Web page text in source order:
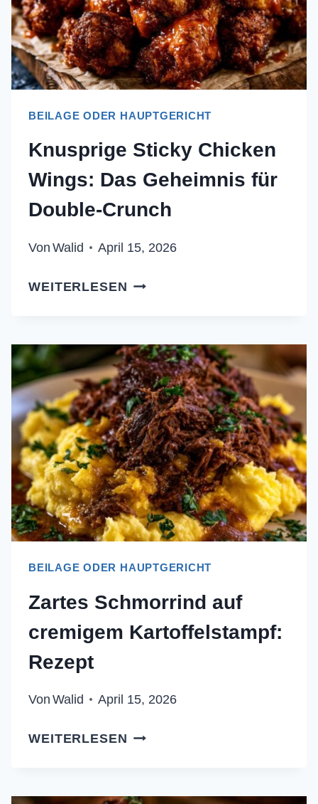
BEILAGE ODER HAUPTGERICHT
Knusprige Sticky Chicken
Wings: Das Geheimnis für
Double-Crunch
Von Walid April 15, 2026
WEITERLESEN KNUSPRIGE
WINGS:
DAS
GEHEIMNIS
FÜR
DOUBLE-
CRUNCH
BEILAGE ODER HAUPTGERICHT
Zartes Schmorrind auf
cremigem Kartoffelstampf:
Rezept
Von Walid April 15, 2026
WEITERLESEN ZARTES
CREMIGEM